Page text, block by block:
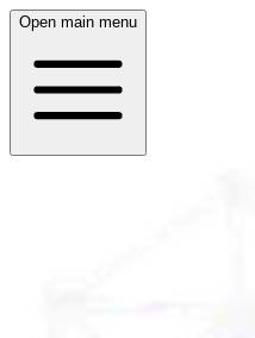
Open main menu